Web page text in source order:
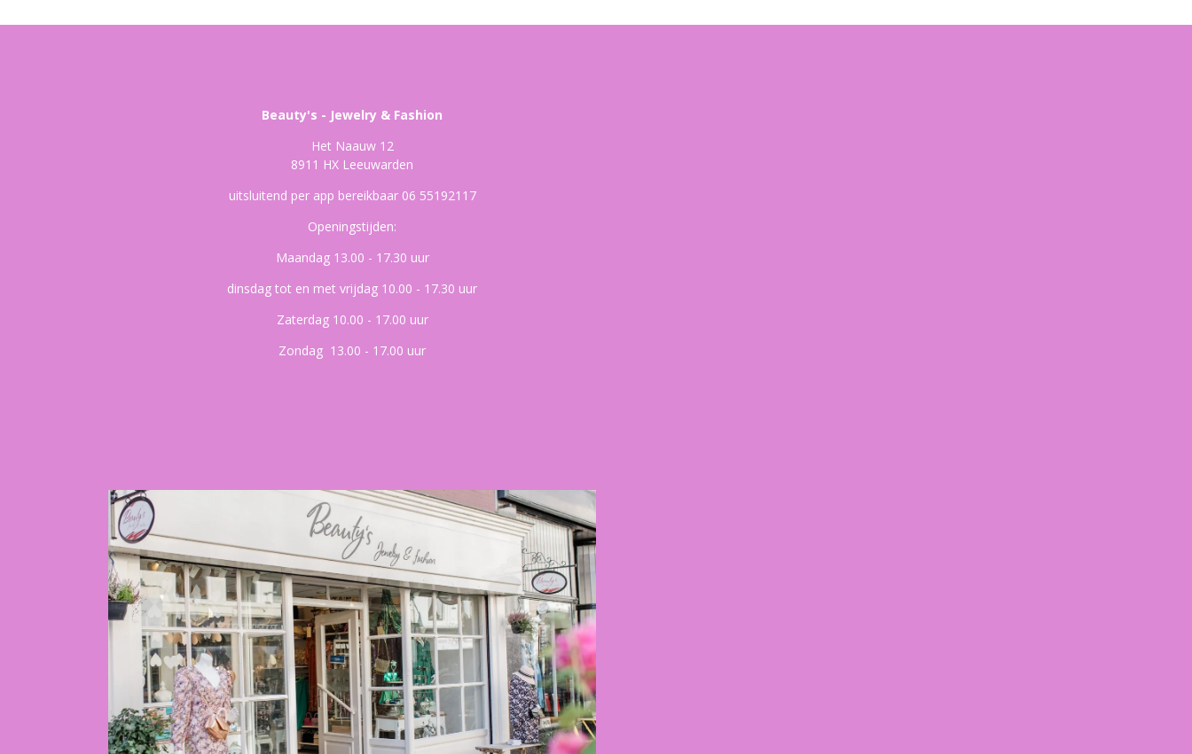
Beauty's - Jewelry & Fashion
Het Naauw 12
8911 HX Leeuwarden
uitsluitend per app bereikbaar 06 55192117
Openingstijden:
Maandag 13.00 - 17.30 uur
dinsdag tot en met vrijdag 10.00 - 17.30 uur
Zaterdag 10.00 - 17.00 uur
Zondag 13.00 - 17.00 uur